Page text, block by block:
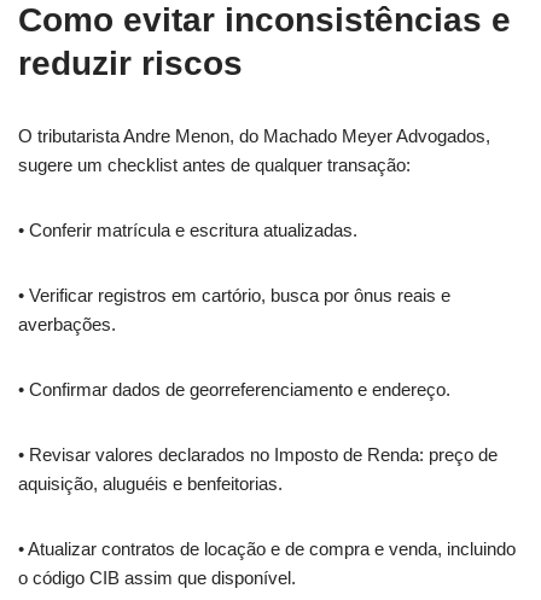
Como evitar inconsistências e
reduzir riscos
O tributarista Andre Menon, do Machado Meyer Advogados,
sugere um checklist antes de qualquer transação:
• Conferir matrícula e escritura atualizadas.
• Verificar registros em cartório, busca por ônus reais e
averbações.
• Confirmar dados de georreferenciamento e endereço.
• Revisar valores declarados no Imposto de Renda: preço de
aquisição, aluguéis e benfeitorias.
• Atualizar contratos de locação e de compra e venda, incluindo
o código CIB assim que disponível.